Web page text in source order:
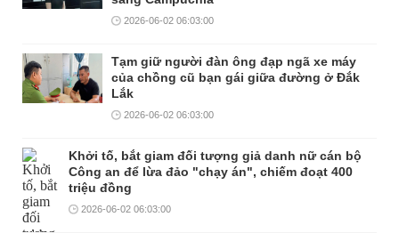
2026-06-02 06:03:00
Tạm giữ người đàn ông đạp ngã xe máy
của chồng cũ bạn gái giữa đường ở Đắk
Lắk
2026-06-02 06:03:00
Khởi tố, bắt giam đối tượng giả danh nữ cán bộ
Công an để lừa đảo "chạy án", chiếm đoạt 400
triệu đồng
2026-06-02 06:03:00